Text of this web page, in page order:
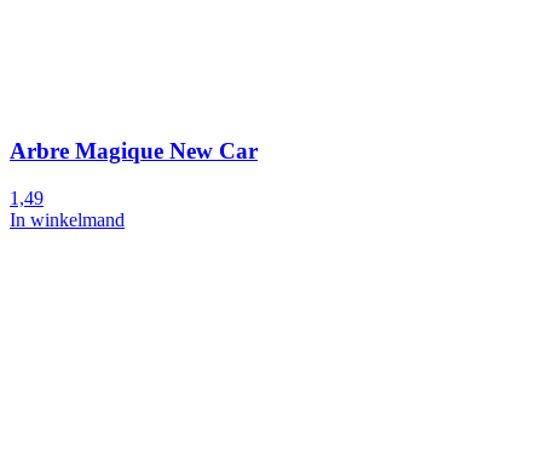
Arbre Magique New Car
1,49
In winkelmand